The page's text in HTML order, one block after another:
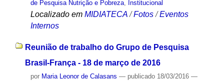
de Pesquisa Nutrição e Pobreza, Institucional
Localizado em MIDIATECA /Fotos /Eventos
Internos
Reunião de trabalho do Grupo de Pesquisa
Brasil-França - 18 de março de 2016
por Maria Leonor de Calasans — publicado18/03/2016 —